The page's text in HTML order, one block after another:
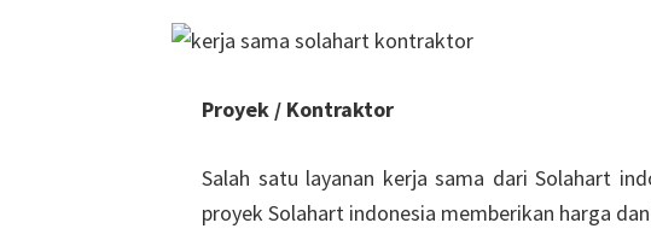
Proyek / Kontraktor
Salah satu layanan kerja sama dari Solahart
proyek Solahart indonesia memberikan harga